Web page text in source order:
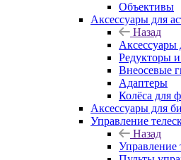
Объективы
Аксессуары для
Назад
Аксессуары
Редукторы
Внеосевые
Адаптеры
Колёса для
Аксессуары для
Управление
Назад
Управление